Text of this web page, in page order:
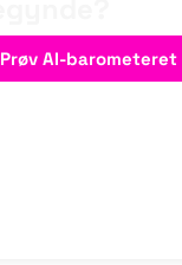
Prøv AI-barometeret